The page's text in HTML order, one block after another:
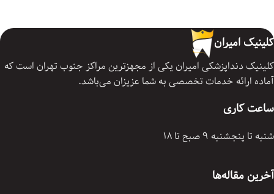
کلینیک امیران
کلینیک دنداپزشکی امیران یکی از مجهزترین مراکز جنوب تهران است که
آماده ارائه خدمات تخصصی به شما عزیزان می‌باشد.
ساعت کاری
شنبه تا پنجشنبه 9 صبح تا 18
آخرین مقاله‌ها